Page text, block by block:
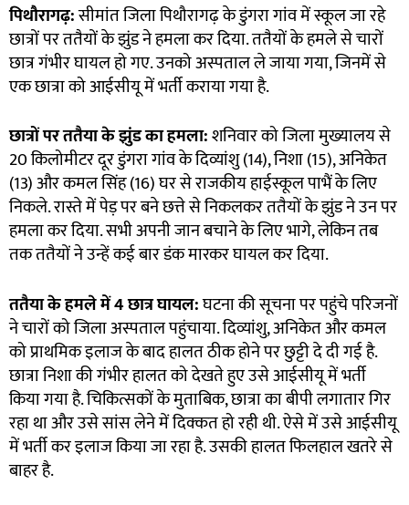
पिथौरागढ़:सीमांत जिला पिथौरागढ़ के डुंगरा गांव में स्कूल जा रहे
छात्रों पर ततैयों के झुंड ने हमला कर दिया. ततैयों के हमले से चारों
छात्र गंभीर घायल हो गए. उनको अस्पताल ले जाया गया, जिनमें से
एक छात्रा को आईसीयू में भर्ती कराया गया है.
छात्रों पर ततैया के झुंड का हमला:शनिवार को जिला मुख्यालय से
20 किलोमीटर दूर डुंगरा गांव के दिव्यांशु (14), निशा (15), अनिकेत
(13) और कमल सिंह (16) घर से राजकीय हाईस्कूल पाभैं के लिए
निकले. रास्ते में पेड़ पर बने छत्ते से निकलकर ततैयाें के झुंड ने उन पर
हमला कर दिया. सभी अपनी जान बचाने के लिए भागे, लेकिन तब
तक ततैयों ने उन्हें कई बार डंक मारकर घायल कर दिया.
ततैया के हमले में4छात्र घायल:घटना की सूचना पर पहुंचे परिजनों
ने चारों को जिला अस्पताल पहुंचाया. दिव्यांशु, अनिकेत और कमल
को प्राथमिक इलाज के बाद हालत ठीक होने पर छुट्टी दे दी गई है.
छात्रा निशा की गंभीर हालत को देखते हुए उसे आईसीयू में भर्ती
किया गया है. चिकित्सकों के मुताबिक, छात्रा का बीपी लगातार गिर
रहा था और उसे सांस लेने में दिक्कत हो रही थी. ऐसे में उसे आईसीयू
में भर्ती कर इलाज किया जा रहा है. उसकी हालत फिलहाल खतरे से
बाहर है.